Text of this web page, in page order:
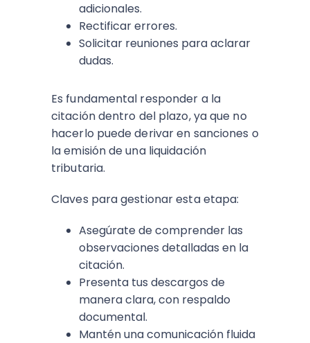
adicionales.
Rectificar errores.
Solicitar reuniones para aclarar
dudas.
Es fundamental responder a la
citación dentro del plazo, ya que no
hacerlo puede derivar en sanciones o
la emisión de una liquidación
tributaria.
Claves para gestionar esta etapa:
Asegúrate de comprender las
observaciones detalladas en la
citación.
Presenta tus descargos de
manera clara, con respaldo
documental.
Mantén una comunicación fluida